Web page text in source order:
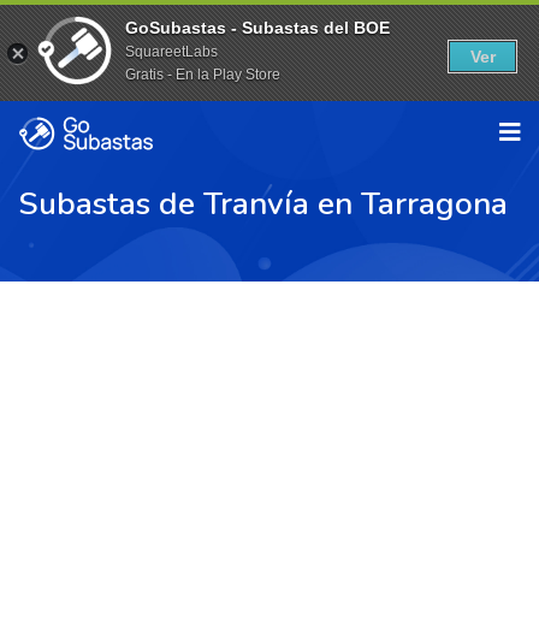
Subastas de Tranvía en Tarragona
GoSubastas - Subastas del BOE
SquareetLabs
Gratis - En la Play Store
Ver